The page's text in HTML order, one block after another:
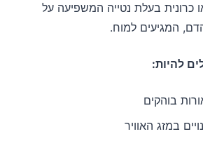
כרונית בעלת נטייה המשפיעה על
המגיעים למוח.
להיות:
בוהקים
במזג האוויר